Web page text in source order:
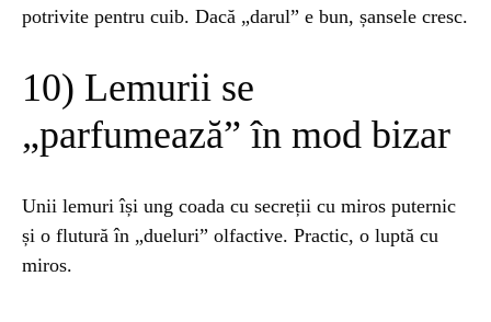
potrivite pentru cuib. Dacă „darul” e bun, șansele cresc.
10) Lemurii se
„parfumează” în mod bizar
Unii lemuri își ung coada cu secreții cu miros puternic
și o flutură în „dueluri” olfactive. Practic, o luptă cu
miros.